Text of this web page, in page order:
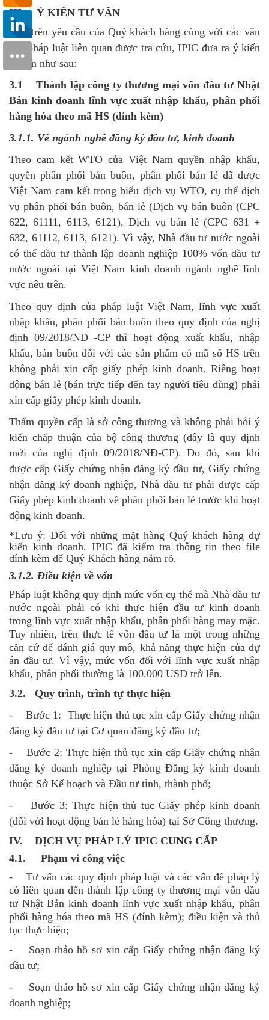
III. Ý KIẾN TƯ VẤN
Dựa trên yêu cầu của Quý khách hàng cùng với các văn
bản pháp luật liên quan được tra cứu, IPIC đưa ra ý kiến
tư vấn như sau:
3.1 Thành lập công ty thương mại vốn đầu tư Nhật
Bản kinh doanh lĩnh vực xuất nhập khẩu, phân phối
hàng hóa theo mã HS (đính kèm)
3.1.1. Về ngành nghề đăng ký đầu tư, kinh doanh
Theo cam kết WTO của Việt Nam quyền nhập khẩu,
quyền phân phối bán buôn, phân phối bán lẻ đã được
Việt Nam cam kết trong biểu dịch vụ WTO, cụ thể dịch
vụ phân phối bán buôn, bán lẻ (Dịch vụ bán buôn (CPC
622, 61111, 6113, 6121), Dịch vụ bán lẻ (CPC 631 +
632, 61112, 6113, 6121). Vì vậy, Nhà đầu tư nước ngoài
có thể đầu tư thành lập doanh nghiệp 100% vốn đầu tư
nước ngoài tại Việt Nam kinh doanh ngành nghề lĩnh
vực nêu trên.
Theo quy định của pháp luật Việt Nam, lĩnh vực xuất
nhập khẩu, phân phối bán buôn theo quy định của nghị
định 09/2018/NĐ -CP thì hoạt động xuất khẩu, nhập
khẩu, bán buôn đối với các sản phẩm có mã số HS trên
không phải xin cấp giấy phép kinh doanh. Riêng hoạt
động bán lẻ (bán trực tiếp đến tay người tiêu dùng) phải
xin cấp giấy phép kinh doanh.
Thẩm quyền cấp là sở công thương và không phải hỏi ý
kiến chấp thuận của bộ công thương (đây là quy định
mới của nghị định 09/2018/NĐ-CP). Do đó, sau khi
được cấp Giấy chứng nhận đăng ký đầu tư, Giấy chứng
nhận đăng ký doanh nghiệp, Nhà đầu tư phải được cấp
Giấy phép kinh doanh về phân phối bán lẻ trước khi hoạt
động kinh doanh.
*Lưu ý: Đối với những mặt hàng Quý khách hàng dự
kiến kinh doanh. IPIC đã kiểm tra thông tin theo file
đính kèm để Quý Khách hàng nắm rõ.
3.1.2. Điều kiện về vốn
Pháp luật không quy định mức vốn cụ thể mà Nhà đầu tư
nước ngoài phải có khi thực hiện đầu tư kinh doanh
trong lĩnh vực xuất nhập khẩu, phân phối hàng may mặc.
Tuy nhiên, trên thực tế vốn đầu tư là một trong những
căn cứ để đánh giá quy mô, khả năng thực hiện của dự
án đầu tư. Vì vậy, mức vốn đối với lĩnh vực xuất nhập
khẩu, phân phối thường là 100.000 USD trở lên.
3.2. Quy trình, trình tự thực hiện
- Bước 1: Thực hiện thủ tục xin cấp Giấy chứng nhận
đăng ký đầu tư tại Cơ quan đăng ký đầu tư;
- Bước 2: Thực hiện thủ tục xin cấp Giấy chứng nhận
đăng ký doanh nghiệp tại Phòng Đăng ký kinh doanh
thuộc Sở Kế hoạch và Đầu tư tỉnh, thành phố;
- Bước 3: Thực hiện thủ tục Giấy phép kinh doanh
(đối với hoạt động bán lẻ hàng hóa) tại Sở Công thương.
IV. DỊCH VỤ PHÁP LÝ IPIC CUNG CẤP
4.1. Phạm vi công việc
- Tư vấn các quy định pháp luật và các vấn đề pháp lý
có liên quan đến thành lập công ty thương mại vốn đầu
tư Nhật Bản kinh doanh lĩnh vực xuất nhập khẩu, phân
phối hàng hóa theo mã HS (đính kèm); điều kiện và thủ
tục thực hiện;
- Soạn thảo hồ sơ xin cấp Giấy chứng nhận đăng ký
đầu tư;
- Soạn thảo hồ sơ xin cấp Giấy chứng nhận đăng ký
doanh nghiệp;